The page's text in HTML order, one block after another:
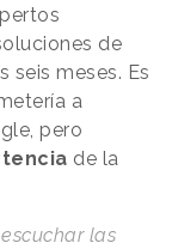
de
seis meses. Es
a
pero
de la
las